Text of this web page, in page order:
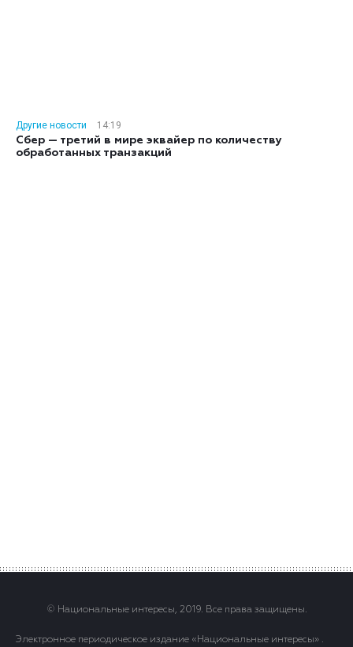
Другие новости
14:19
Сбер — третий в мире эквайер по количеству
обработанных транзакций
© Национальные интересы, 2019. Все права защищены.
Электронное периодическое издание «Национальные интересы» .